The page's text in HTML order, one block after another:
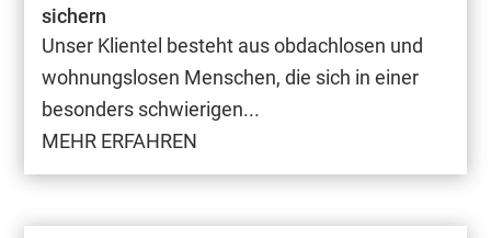
sichern
Unser Klientel besteht aus obdachlosen und
wohnungslosen Menschen, die sich in einer
besonders schwierigen...
MEHR ERFAHREN